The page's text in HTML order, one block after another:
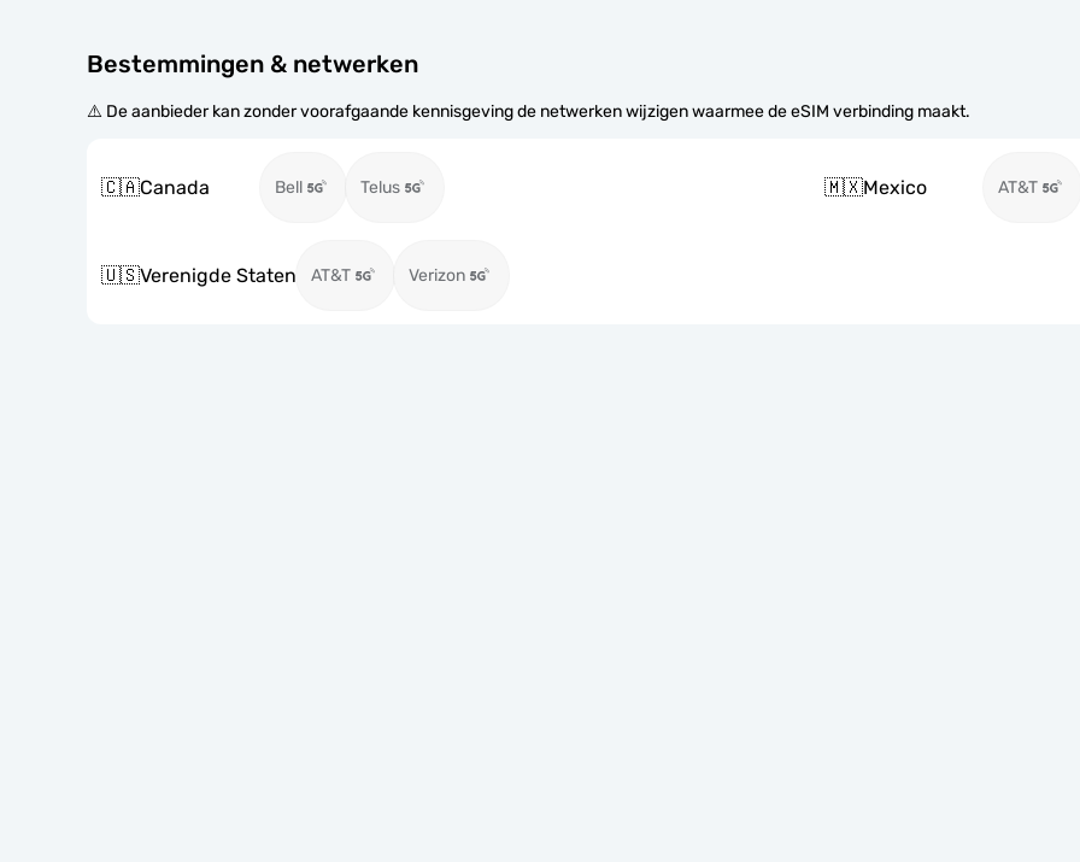
Bestemmingen & netwerken
⚠️ De aanbieder kan zonder voorafgaande kennisgeving de netwerken wijzigen waarmee de eSIM verbinding maakt.
🇨🇦Canada Bell Telus 🇲🇽Mexico AT&T
🇺🇸Verenigde Staten AT&T Verizon